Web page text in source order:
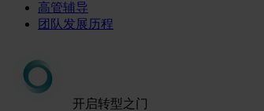
高管辅导
团队发展历程
开启转型之门